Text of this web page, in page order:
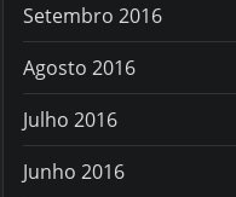
Setembro 2016
Agosto 2016
Julho 2016
Junho 2016